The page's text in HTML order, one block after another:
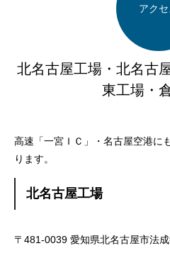
アクセ
北名古屋工場・北名古
東工場・
高速「一宮ＩＣ」・名古屋空港に
ります。
北名古屋工場
〒481-0039 愛知県北名古屋市法